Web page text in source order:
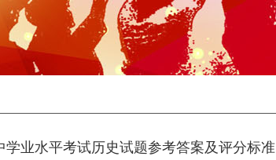
学业水平考试历史试题参考答案及评分标准